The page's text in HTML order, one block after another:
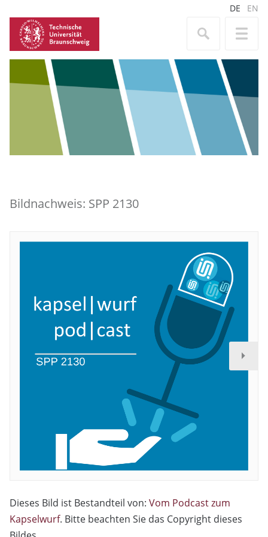
DE EN
Bildnachweis: SPP 2130
Dieses Bild ist Bestandteil von: Vom Podcast zum
Kapselwurf. Bitte beachten Sie das Copyright dieses